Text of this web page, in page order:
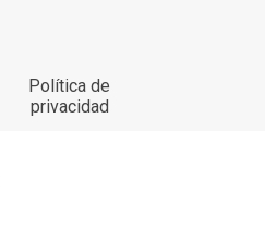
Política de
privacidad